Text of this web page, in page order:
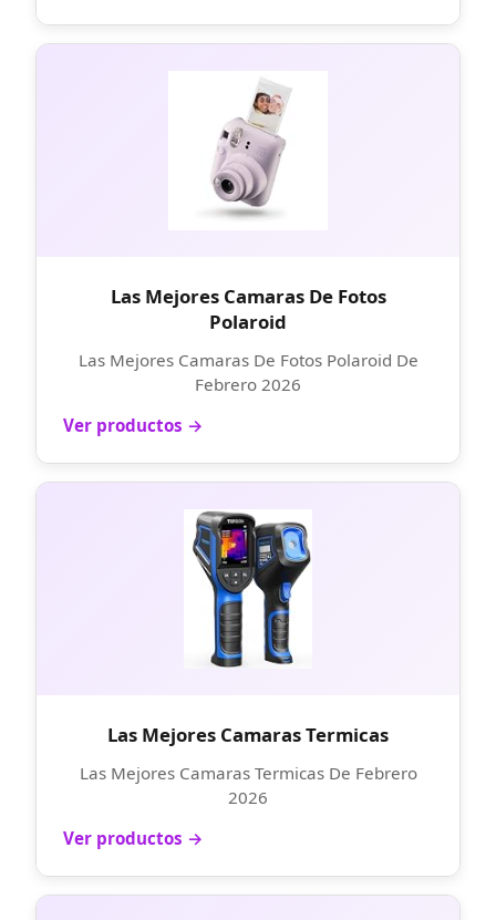
Las Mejores Camaras De Fotos
Polaroid
Las Mejores Camaras De Fotos Polaroid De
Febrero 2026
Ver productos →
Las Mejores Camaras Termicas
Las Mejores Camaras Termicas De Febrero
2026
Ver productos →